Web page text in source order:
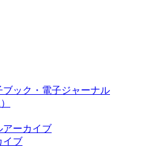
ブック・電子ジャーナル
アーカイブ
イブ